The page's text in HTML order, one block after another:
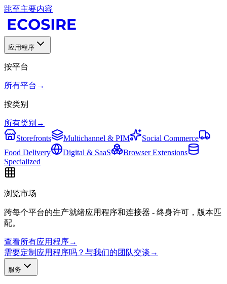
跳至主要内容
应用程序
按平台
所有平台 →
按类别
所有类别 →
Storefronts
Multichannel & PIM
Social Commerce
Food Delivery
Digital & SaaS
Browser Extensions
Specialized
浏览市场
跨每个平台的生产就绪应用程序和连接器 - 终身许可，版本匹
配。
查看所有应用程序→
需要定制应用程序吗？与我们的团队交谈 →
服务